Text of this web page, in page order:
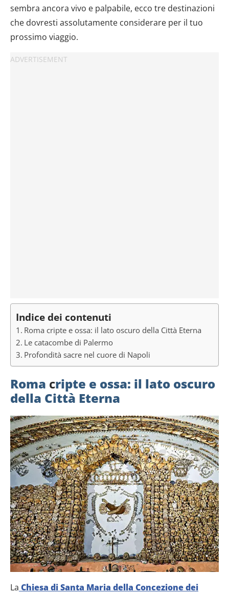
sembra ancora vivo e palpabile, ecco tre destinazioni
che dovresti assolutamente considerare per il tuo
prossimo viaggio.
Indice dei contenuti
Roma cripte e ossa: il lato oscuro della Città Eterna
Le catacombe di Palermo
Profondità sacre nel cuore di Napoli
Roma cripte e ossa: il lato oscuro
della Città Eterna
La Chiesa di Santa Maria della Concezione dei